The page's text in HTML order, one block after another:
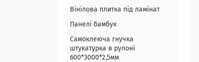
Вінілова плитка під ламінат
Панелі бамбук
Самоклеюча гнучка
штукатурка в рулоні
600*3000*2,5мм